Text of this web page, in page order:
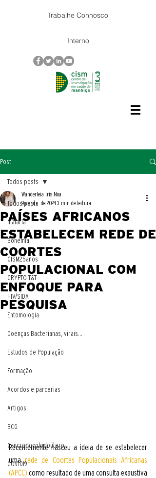
Trabalhe Connosco
Interno
Post
Todos posts
malaria
Bohemia
CISM25anos
CRYPTO T&T
HIV/SIDA
Entomologia
Doenças Bacterianas, virais...
Estudos de População
Formação
Acordos e parcerias
Artigos
BCG
Cancrodocolodoútero
COVID19
Todos posts
PAÍSES AFRICANOS
ESTABELECEM REDE DE
COORTES
POPULACIONAL COM
ENFOQUE PARA
PESQUISA
Wanderleia Iris Noa
9 de jun. de 20243 min de leitura
Recentemente nasceu a ideia de se estabelecer
uma rede de Coortes Populacionais Africanas
(APCC) como resultado de uma consulta exaustiva